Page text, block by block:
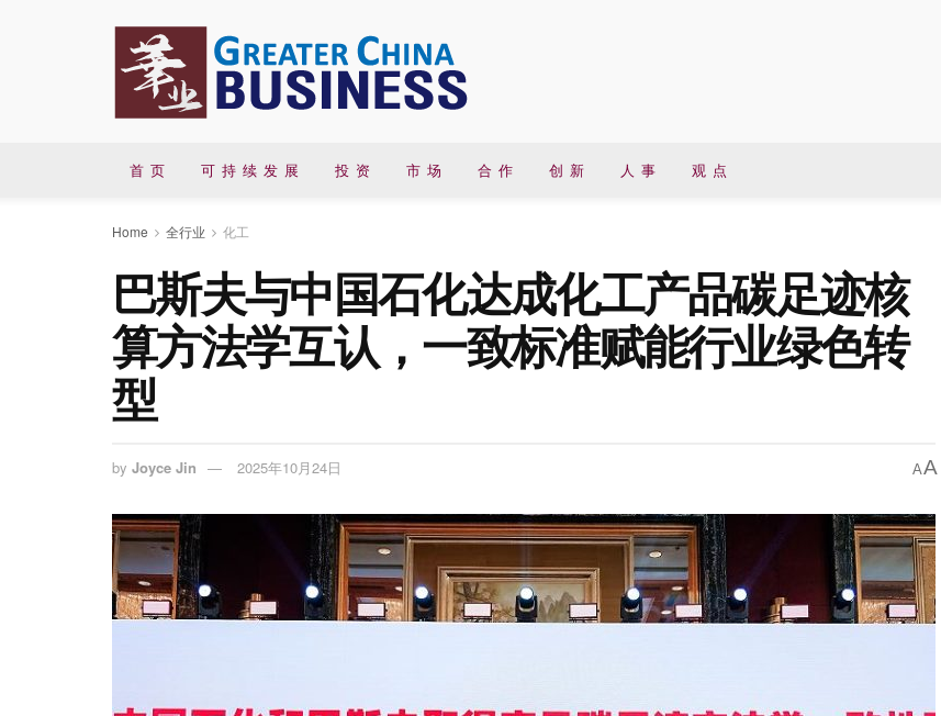
首 页 可 持 续 发 展 投 资 市 场 合 作 创 新 人 事 观 点
Home 全行业 化工
巴斯夫与中国石化达成化工产品碳足迹核
算方法学互认，一致标准赋能行业绿色转
型
by Joyce Jin 2025年10月24日 AA